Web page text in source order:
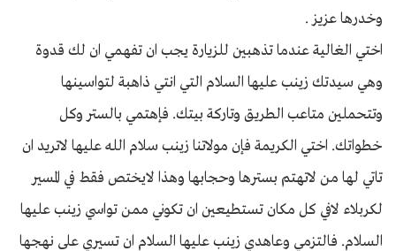
وخدرها عزيز .
اختي الغالية عندما تذهبين للزيارة يجب ان تفهمي ان لك قدوة
وهي سيدتك زينب عليها السلام التي انتي ذاهبة لتواسينها
وتتحملين متاعب الطريق وتاركة بيتك. فإهتمي بالستر وكل
خطواتك. اختي الكريمة فإن مولاتنا زينب سلام الله عليها لاتريد ان
تاتي لها من لاتهتم بسترها وحجابها وهذا لايختص فقط في المسير
لكربلاء لافي كل مكان تستطيعين ان تكوني ممن تواسي زينب عليها
السلام. فالتزمي وعاهدي زينب عليها السلام ان تسيري على نهجها